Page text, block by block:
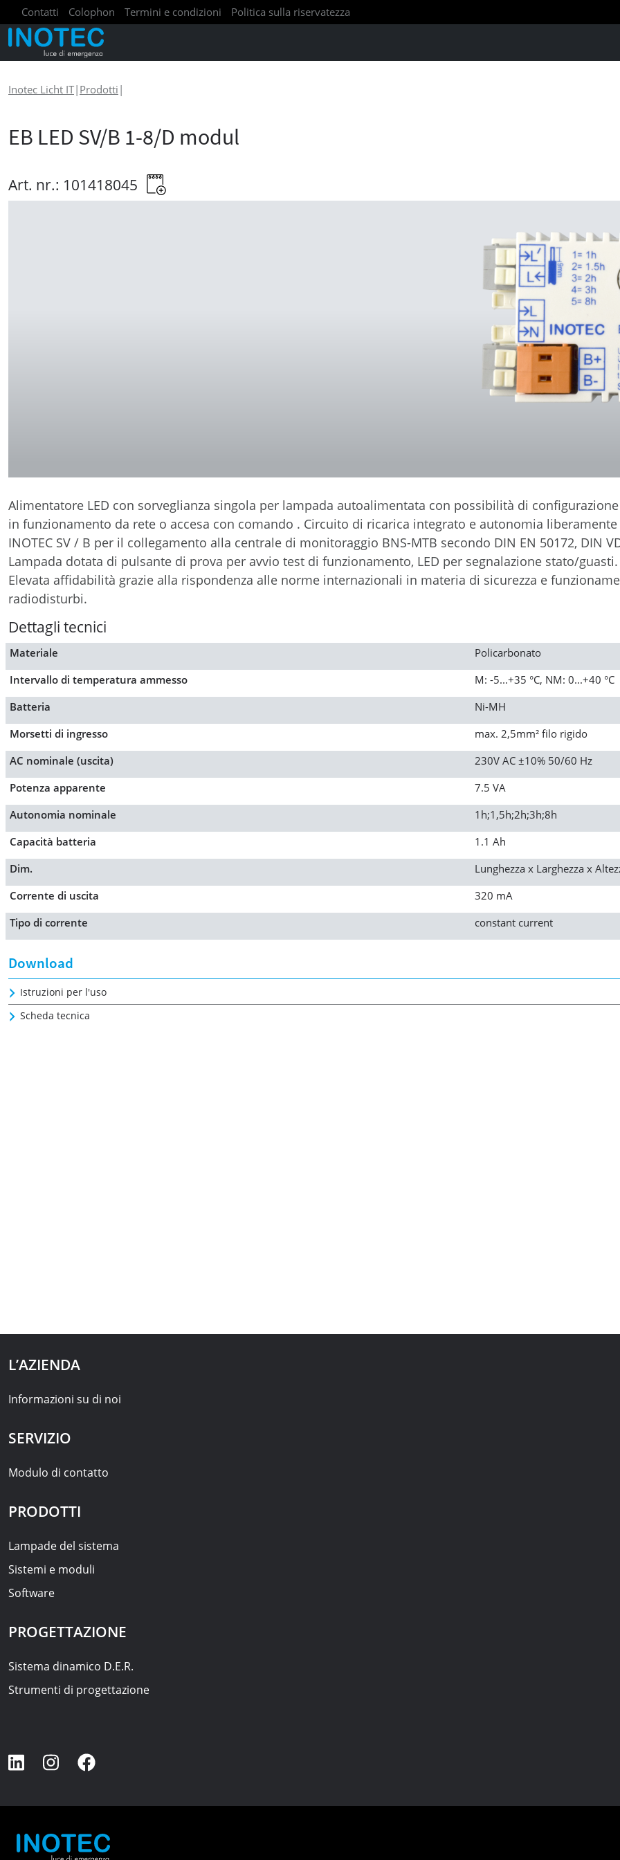
Contatti Colophon Termini e condizioni Politica sulla riservatezza
Inotec Licht IT| Prodotti |
EB LED SV/B 1-8/D modul
Art. nr.: 101418045
Alimentatore LED con sorveglianza singola per lampada autoalimentata con possibilità di
in funzionamento da rete o accesa con comando . Circuito di ricarica integrato e autonomia
INOTEC SV / B per il collegamento alla centrale di monitoraggio BNS-MTB secondo DIN EN 50172, DIN
Lampada dotata di pulsante di prova per avvio test di funzionamento, LED per segnalazione stato/guasti.
Elevata affidabilità grazie alla rispondenza alle norme internazionali in materia di sicurezza e
radiodisturbi.
Dettagli tecnici
Materiale
Policarbonato
Intervallo di temperatura ammesso
M: -5...+35 °C, NM: 0...+40 °C
Batteria
Ni-MH
Morsetti di ingresso
max. 2,5mm² filo rigido
AC nominale (uscita)
230V AC ±10% 50/60 Hz
Potenza apparente
7.5 VA
Autonomia nominale
1h;1,5h;2h;3h;8h
Capacità batteria
1.1 Ah
Dim.
Lunghezza x Larghezza x
Corrente di uscita
320 mA
Tipo di corrente
constant current
Download
Istruzioni per l'uso
Scheda tecnica
L’AZIENDA
Informazioni su di noi
SERVIZIO
Modulo di contatto
PRODOTTI
Lampade del sistema
Sistemi e moduli
Software
PROGETTAZIONE
Sistema dinamico D.E.R.
Strumenti di progettazione